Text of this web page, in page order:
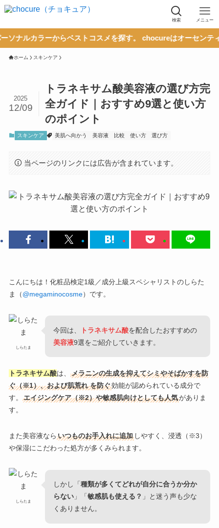
検索 メニュー
からベストコスメを探す。 chocureはオーセンティックな情報
ホーム スキンケア
トラネキサム酸美容液の選び方完
全ガイド｜おすすめ9選と使い方
のポイント
2025
12/09
スキンケア 美肌へ向かう 美容液 比較 使い方 選び方
当ページのリンクには広告が含まれています。
こんにちは！化粧品検定1級／成分上級スペシャリストのしらた
ま（@megaminocosme）です。
しらたま
今回は、 トラネキサム酸を配合したおすすめの
美容液9選をご紹介していきます。
トラネキサム酸は、
メラニンの生成を抑えてシミやそばかすを防
ぐ（※1）、および肌荒れ を防ぐ効能が認められている成分で
す。
エイジングケア（※2）や敏感肌向けとしても人気がありま
す。
また美容液なら いつものお手入れに追加しやすく、浸透（※3）
や保湿にこだわった処方が多くみられます。
しらたま
しかし「種類が多くてどれが自分に合うか分か
らない 」「敏感肌も使える？ 」と迷う声も少な
くありません。